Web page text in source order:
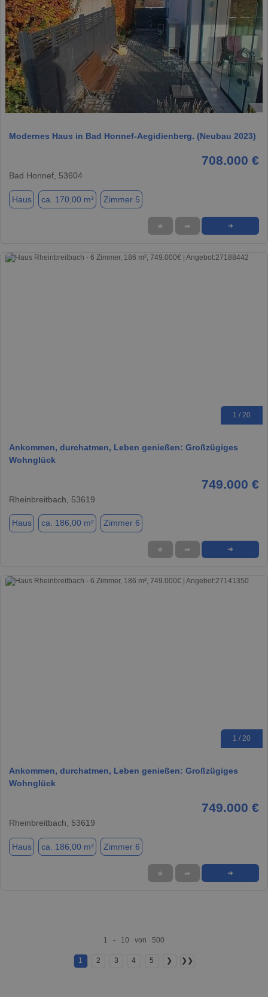
1 / 11
Modernes Haus in Bad Honnef-Aegidienberg. (Neubau 2023)
708.000 €
Bad Honnef, 53604
Haus ca. 170,00 m² Zimmer 5
★ ➦ ➜
1 / 20
Ankommen, durchatmen, Leben genießen: Großzügiges
Wohnglück
749.000 €
Rheinbreitbach, 53619
Haus ca. 186,00 m² Zimmer 6
★ ➦ ➜
1 / 20
Ankommen, durchatmen, Leben genießen: Großzügiges
Wohnglück
749.000 €
Rheinbreitbach, 53619
Haus ca. 186,00 m² Zimmer 6
★ ➦ ➜
1 - 10 von 500
1 2 3 4 5 ❯ ❯❯